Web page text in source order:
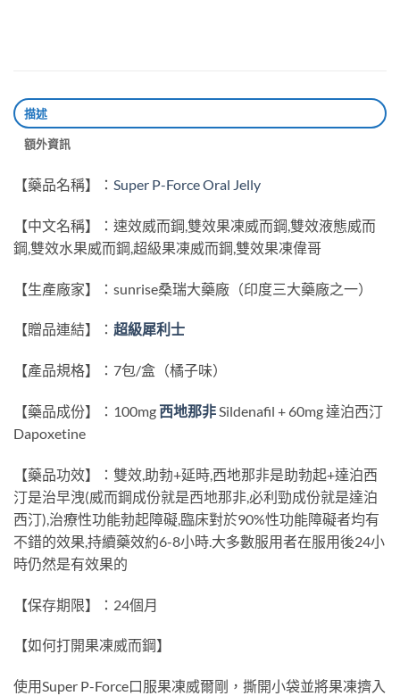
描述
額外資訊
【藥品名稱】： Super P-Force Oral Jelly
【中文名稱】：速效威而鋼,雙效果凍威而鋼,雙效液態威而
鋼,雙效水果威而鋼,超級果凍威而鋼,雙效果凍偉哥
【生產廠家】：sunrise桑瑞大藥廠（印度三大藥廠之一）
【贈品連結】： 超級犀利士
【產品規格】：7包/盒（橘子味）
【藥品成份】：100mg 西地那非Sildenafil + 60mg 達泊西汀
Dapoxetine
【藥品功效】：雙效,助勃+延時,西地那非是助勃起+達泊西
汀是治早洩(威而鋼成份就是西地那非,必利勁成份就是達泊
西汀),治療性功能勃起障礙,臨床對於90%性功能障礙者均有
不錯的效果,持續藥效約6-8小時.大多數服用者在服用後24小
時仍然是有效果的
【保存期限】：24個月
【如何打開果凍威而鋼】
使用Super P-Force口服果凍威爾剛，撕開小袋並將果凍擠入